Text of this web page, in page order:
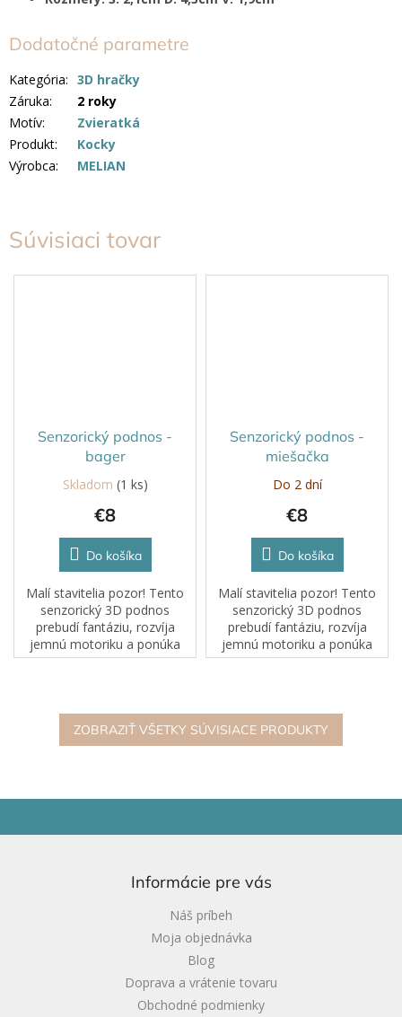
Súvisiaci tovar
Senzorický podnos -
bager
Skladom (1 ks)
€8
Do košíka
Malí stavitelia pozor! Tento
senzorický 3D podnos
prebudí fantáziu, rozvíja
jemnú motoriku a ponúka
hodiny tvorivej hry. Je ideálny
Senzorický podnos -
miešačka
Do 2 dní
€8
Do košíka
Malí stavitelia pozor! Tento
senzorický 3D podnos
prebudí fantáziu, rozvíja
jemnú motoriku a ponúka
hodiny tvorivej hry. Je ideálny
ZOBRAZIŤ VŠETKY SÚVISIACE PRODUKTY
Dodatočné parametre
Kategória: 3D hračky
Záruka:
2 roky
Motív:
Zvieratká
Produkt:
Kocky
Výrobca: MELIAN
Informácie pre vás
Náš príbeh
Moja objednávka
Blog
Doprava a vrátenie tovaru
Obchodné podmienky